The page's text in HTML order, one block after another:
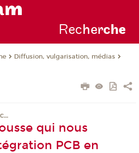
Recherche
Diffusion, vulgarisation, médias
qui nous
PCB en